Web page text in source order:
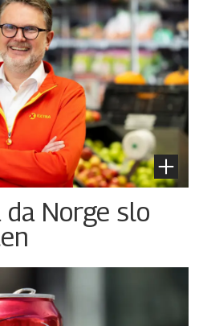
Norge slo